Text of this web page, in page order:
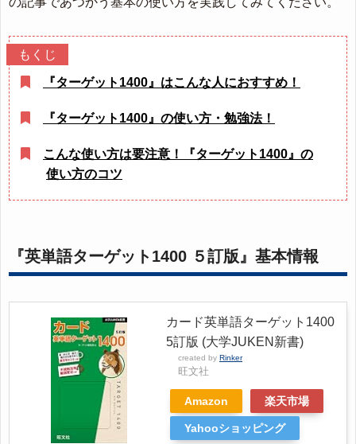
『ターゲット1400』はこんな人におすすめ！
『ターゲット1400』の使い方・勉強法！
こんな使い方は要注意！『ターゲット1400』の
使い方のコツ
『英単語ターゲット1400 ５訂版』基本情報
カード英単語ターゲット1400
5訂版 (大学JUKEN新書)
created by Rinker
旺文社
Amazon 楽天市場
Yahooショッピング